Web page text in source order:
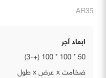
AR35
ابعاد آجر
50 * 100 * 100 (+-3)
ضخامت x عرض x طول